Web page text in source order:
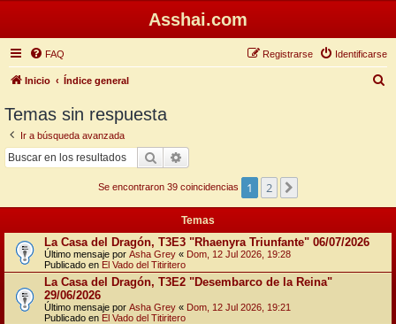
Asshai.com
FAQ Identificarse
Registrarse
Inicio Índice general
Temas sin respuesta
Ir a búsqueda avanzada
Buscar
Se encontraron 39 coincidencias 1 2
Temas
La Casa del Dragón, T3E3 "Rhaenyra Triunfante" 06/07/2026
Último mensaje por Asha Grey « Dom, 12 Jul 2026, 19:28
Publicado en El Vado del Titiritero
La Casa del Dragón, T3E2 "Desembarco de la Reina"
29/06/2026
Último mensaje por Asha Grey « Dom, 12 Jul 2026, 19:21
Publicado en El Vado del Titiritero